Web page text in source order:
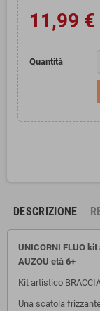
11,99 €
Quantità
DESCRIZIONE
UNICORNI FLUO
AUZOU età 6+
Kit artistico
Una scatola